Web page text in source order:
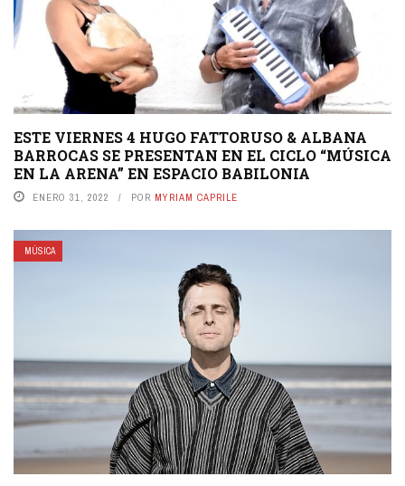
ESTE VIERNES 4 HUGO FATTORUSO & ALBANA
BARROCAS SE PRESENTAN EN EL CICLO “MÚSICA
EN LA ARENA” EN ESPACIO BABILONIA
ENERO 31, 2022 POR MYRIAM CAPRILE
MÚSICA